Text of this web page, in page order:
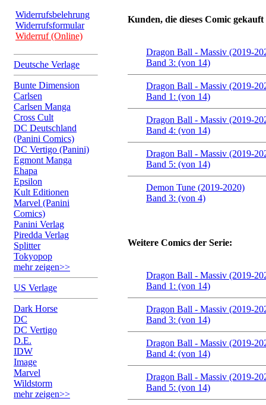
Widerrufsbelehrung
Widerrufsformular
Widerruf (Online)
Deutsche Verlage
Bunte Dimension
Carlsen
Carlsen Manga
Cross Cult
DC Deutschland
(Panini Comics)
DC Vertigo (Panini)
Egmont Manga
Ehapa
Epsilon
Kult Editionen
Marvel (Panini
Comics)
Panini Verlag
Piredda Verlag
Splitter
Tokyopop
mehr zeigen>>
US Verlage
Dark Horse
DC
DC Vertigo
D.E.
IDW
Image
Marvel
Wildstorm
mehr zeigen>>
Kunden, die dieses Comic
Dragon Ball - Massiv (2019-
Band 3: (von 14)
Dragon Ball - Massiv (2019-
Band 1: (von 14)
Dragon Ball - Massiv (2019-
Band 4: (von 14)
Dragon Ball - Massiv (2019-
Band 5: (von 14)
Demon Tune (2019-2020)
Band 3: (von 4)
Weitere Comics der Serie:
Dragon Ball - Massiv (2019-
Band 1: (von 14)
Dragon Ball - Massiv (2019-
Band 3: (von 14)
Dragon Ball - Massiv (2019-
Band 4: (von 14)
Dragon Ball - Massiv (2019-
Band 5: (von 14)